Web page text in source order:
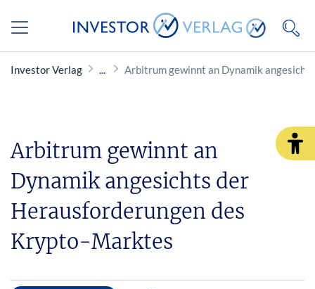
Investor Verlag Arbitrum gewinnt an Dynamik
Arbitrum gewinnt an
Dynamik angesichts der
Herausforderungen des
Krypto-Marktes